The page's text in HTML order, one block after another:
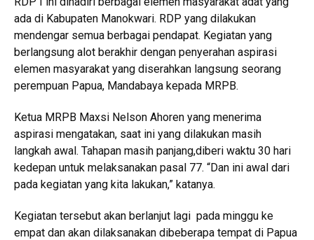
ada di Kabupaten Manokwari. RDP yang dilakukan
mendengar semua berbagai pendapat. Kegiatan yang
berlangsung alot berakhir dengan penyerahan aspirasi
elemen masyarakat yang diserahkan langsung seorang
perempuan Papua, Mandabaya kepada MRPB.
Ketua MRPB Maxsi Nelson Ahoren yang menerima
aspirasi mengatakan, saat ini yang dilakukan masih
langkah awal. Tahapan masih panjang,diberi waktu 30 hari
kedepan untuk melaksanakan pasal 77. “Dan ini awal dari
pada kegiatan yang kita lakukan,” katanya.
Kegiatan tersebut akan berlanjut lagi pada minggu ke
empat dan akan dilaksanakan dibeberapa tempat di Papua